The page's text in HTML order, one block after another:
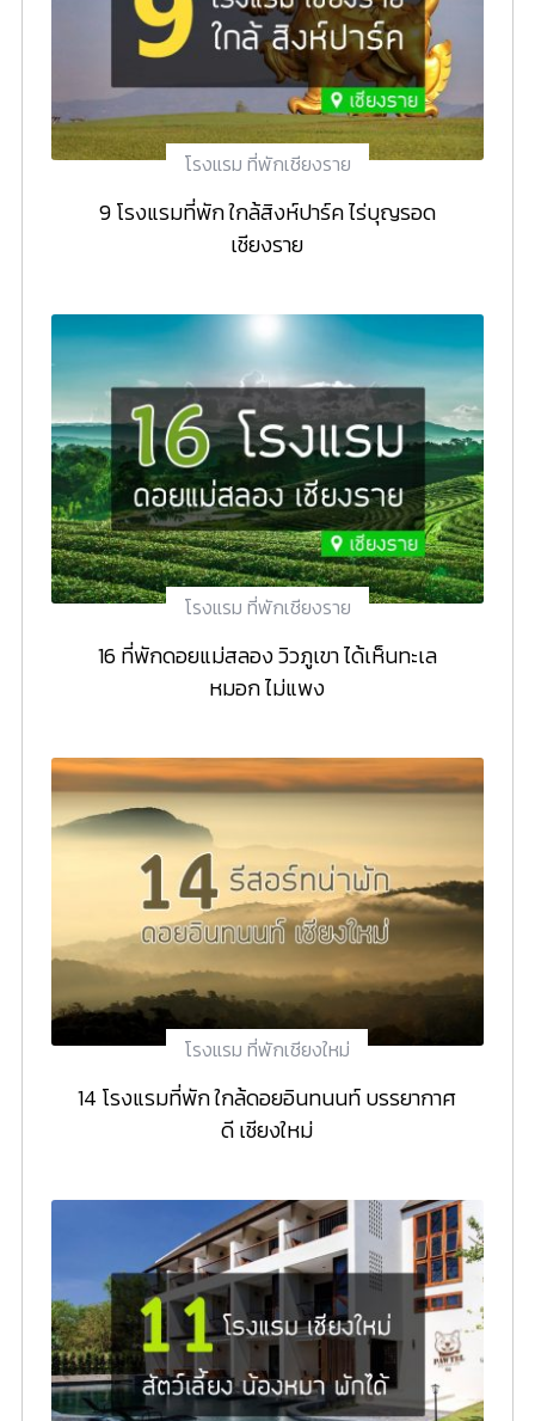
โรงแรม ที่พักเชียงราย
9 โรงแรมที่พัก ใกล้สิงห์ปาร์ค ไร่บุญรอด
เชียงราย
โรงแรม ที่พักเชียงราย
16 ที่พักดอยแม่สลอง วิวภูเขา ได้เห็นทะเล
หมอก ไม่แพง
โรงแรม ที่พักเชียงใหม่
14 โรงแรมที่พัก ใกล้ดอยอินทนนท์ บรรยากาศ
ดี เชียงใหม่